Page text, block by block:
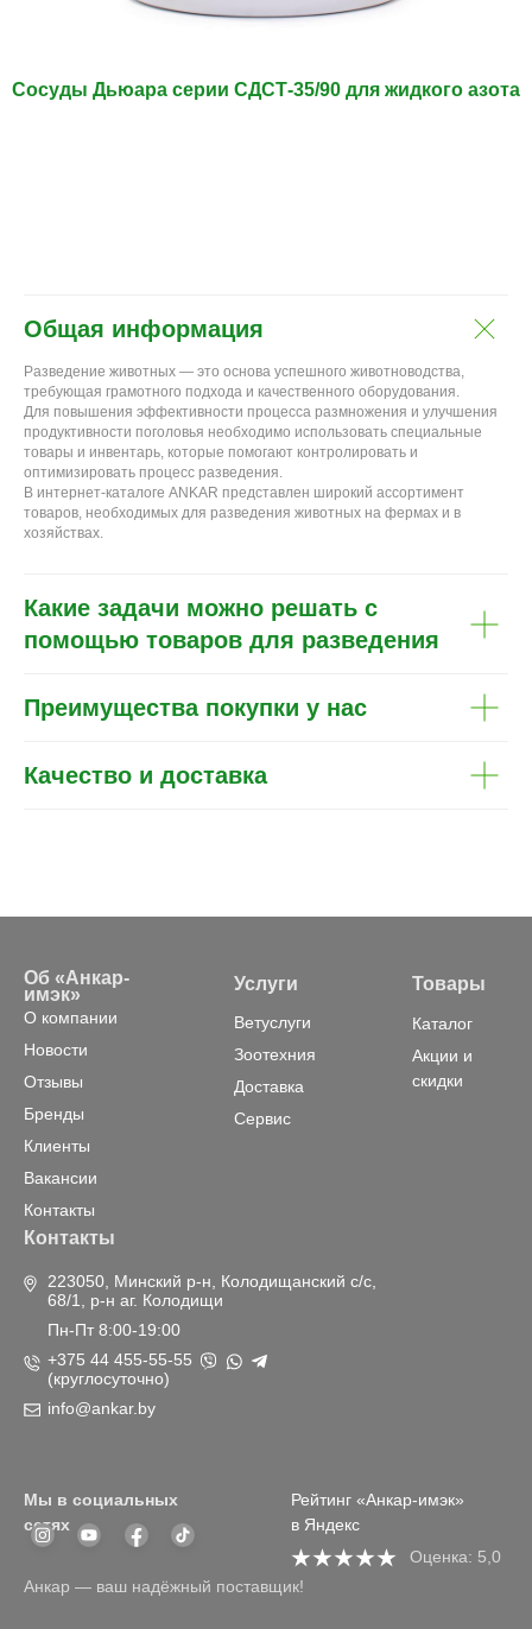
Сосуды Дьюара серии СДСТ-35/90 для жидкого азота
Общая информация
Разведение животных — это основа успешного животноводства,
требующая грамотного подхода и качественного оборудования.
Для повышения эффективности процесса размножения и улучшения
продуктивности поголовья необходимо использовать специальные
товары и инвентарь, которые помогают контролировать и
оптимизировать процесс разведения.
В интернет-каталоге ANKAR представлен широкий ассортимент
товаров, необходимых для разведения животных на фермах и в
хозяйствах.
Какие задачи можно решать с
помощью товаров для разведения
Преимущества покупки у нас
Качество и доставка
Об «Анкар-
имэк»
О компании
Новости
Отзывы
Бренды
Клиенты
Вакансии
Контакты
Услуги
Ветуслуги
Доставка
Сервис
Зоотехния
Товары
Каталог
Акции и
скидки
Контакты
223050, Минский р-н, Колодищанский с/с,
68/1, р-н аг. Колодищи
Пн-Пт 8:00-19:00
+375 44 455-55-55
(круглосуточно)
info@ankar.by
Анкар — ваш надёжный поставщик!
Мы в социальных
сетях
Рейтинг «Анкар-имэк»
в Яндекс
Оценка: 5,0